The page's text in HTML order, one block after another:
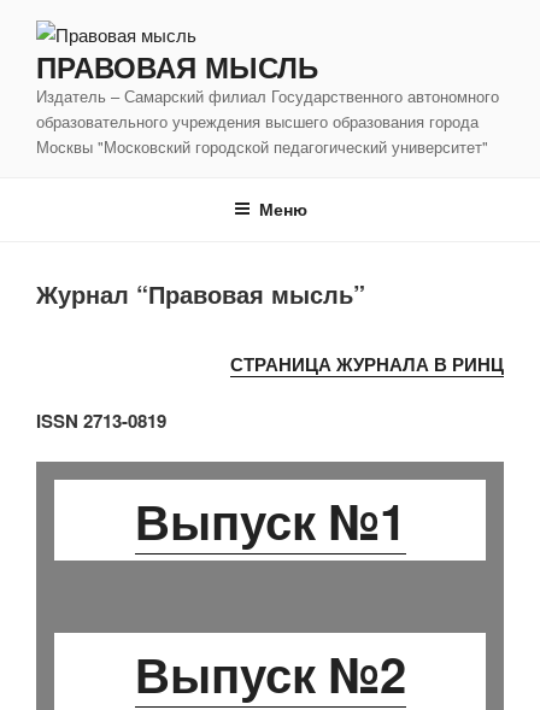
содержимому
ПРАВОВАЯ МЫСЛЬ
Издатель – Самарский филиал Государственного автономного
образовательного учреждения высшего образования города
Москвы "Московский городской педагогический университет"
Меню
Журнал “Правовая мысль”
СТРАНИЦА ЖУРНАЛА В РИНЦ
ISSN 2713-0819
Выпуск №1
Выпуск №2